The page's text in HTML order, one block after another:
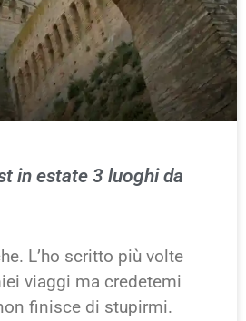
in estate 3 luoghi da
L’ho scritto più volte
viaggi ma credetemi
finisce di stupirmi.